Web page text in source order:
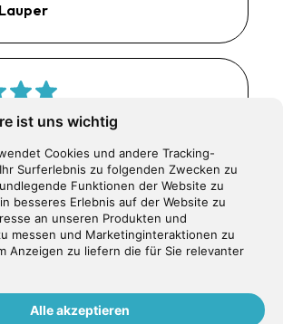
ist uns wichtig
Cookies und andere Tracking-
Surferlebnis zu folgenden Zwecken zu
Funktionen der Website zu
besseres Erlebnis auf der Website zu
an unseren Produkten und
messen und Marketinginteraktionen zu
Anzeigen zu liefern die für Sie relevanter
Alle akzeptieren
guter Zahnarzt,
dem Patienten
Ich war sehr froh, mich bei
behandeln zu lassen.
an seine Frau
Personal.